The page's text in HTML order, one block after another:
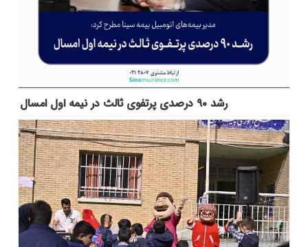
رشد ۹۰ درصدی پرتفوی ثالث در نیمه اول امسال